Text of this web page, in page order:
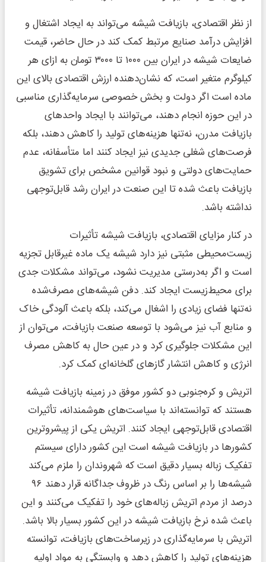
از نظر اقتصادی، بازیافت شیشه می‌تواند به ایجاد اشتغال و
افزایش درآمد صنایع مرتبط کمک کند در حال حاضر، قیمت
ضایعات شیشه در ایران بین ۱۰۰۰ تا ۳۰۰۰ تومان به ازای هر
کیلوگرم متغیر است، که نشان‌دهنده ارزش اقتصادی بالای این
ماده است اگر دولت و بخش خصوصی سرمایه‌گذاری مناسبی
در این حوزه انجام دهند، می‌توانند با ایجاد واحدهای
بازیافت مدرن، نه‌تنها هزینه‌های تولید را کاهش دهند، بلکه
فرصت‌های شغلی جدیدی نیز ایجاد کنند اما متأسفانه، عدم
حمایت‌های دولتی و نبود قوانین مشخص برای تشویق
بازیافت باعث شده تا این صنعت در ایران رشد قابل‌توجهی
نداشته باشد.
در کنار مزایای اقتصادی، بازیافت شیشه تأثیرات
زیست‌محیطی مثبتی نیز دارد شیشه یک ماده غیرقابل تجزیه
است و اگر به‌درستی مدیریت نشود، می‌تواند مشکلات جدی
برای محیط‌زیست ایجاد کند. دفن شیشه‌های مصرف‌شده
نه‌تنها فضای زیادی را اشغال می‌کند، بلکه باعث آلودگی خاک
و منابع آب نیز می‌شود با توسعه صنعت بازیافت، می‌توان از
این مشکلات جلوگیری کرد و در عین حال به کاهش مصرف
انرژی و کاهش انتشار گازهای گلخانه‌ای کمک کرد.
اتریش و کره‌جنوبی دو کشور موفق در زمینه بازیافت شیشه
هستند که توانسته‌اند با سیاست‌های هوشمندانه، تأثیرات
اقتصادی قابل‌توجهی ایجاد کنند. اتریش یکی از پیشروترین
کشورها در بازیافت شیشه است این کشور دارای سیستم
تفکیک زباله بسیار دقیق است که شهروندان را ملزم می‌کند
شیشه‌ها را بر اساس رنگ در ظروف جداگانه قرار دهند ۹۶
درصد از مردم اتریش زباله‌های خود را تفکیک می‌کنند و این
باعث شده نرخ بازیافت شیشه در این کشور بسیار بالا باشد.
اتریش با سرمایه‌گذاری در زیرساخت‌های بازیافت، توانسته
هزینه‌های تولید را کاهش دهد و وابستگی به مواد اولیه